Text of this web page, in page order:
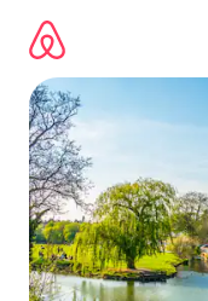
directement
contenu